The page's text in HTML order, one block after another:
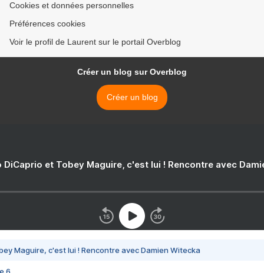
Cookies et données personnelles
Préférences cookies
Voir le profil de Laurent sur le portail Overblog
Créer un blog sur Overblog
Créer un blog
DiCaprio et Tobey Maguire, c'est lui ! Rencontre avec
Maguire, c'est lui ! Rencontre avec Damien Witecka